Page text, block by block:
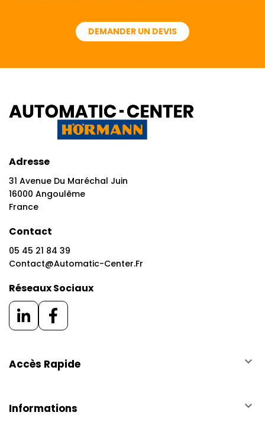
DEMANDER UN DEVIS
Adresse
31 Avenue Du Maréchal Juin
16000 Angoulême
France
Contact
05 45 21 84 39
Contact@automatic-Center.fr
Réseaux Sociaux
Accès Rapide keyboard_arrow_down
Informations keyboard_arrow_down